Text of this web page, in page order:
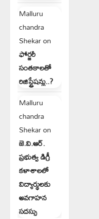
Malluru
chandra
Shekaron
ఫోర్జరీ
సంతకాలతో
రిజిస్ట్రేషన్లు..?
Malluru
chandra
Shekaron
జె.వి.ఆర్.
ప్రభుత్వ డిగ్రీ
కళాశాలలో
విద్యార్థులకు
అవగాహన
సదస్సు